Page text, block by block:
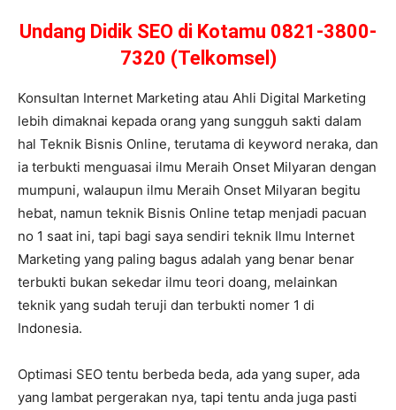
Undang Didik SEO di Kotamu 0821-3800-
7320 (Telkomsel)
Konsultan Internet Marketing atau Ahli Digital Marketing
lebih dimaknai kepada orang yang sungguh sakti dalam
hal Teknik Bisnis Online, terutama di keyword neraka, dan
ia terbukti menguasai ilmu Meraih Onset Milyaran dengan
mumpuni, walaupun ilmu Meraih Onset Milyaran begitu
hebat, namun teknik Bisnis Online tetap menjadi pacuan
no 1 saat ini, tapi bagi saya sendiri teknik Ilmu Internet
Marketing yang paling bagus adalah yang benar benar
terbukti bukan sekedar ilmu teori doang, melainkan
teknik yang sudah teruji dan terbukti nomer 1 di
Indonesia.
Optimasi SEO tentu berbeda beda, ada yang super, ada
yang lambat pergerakan nya, tapi tentu anda juga pasti